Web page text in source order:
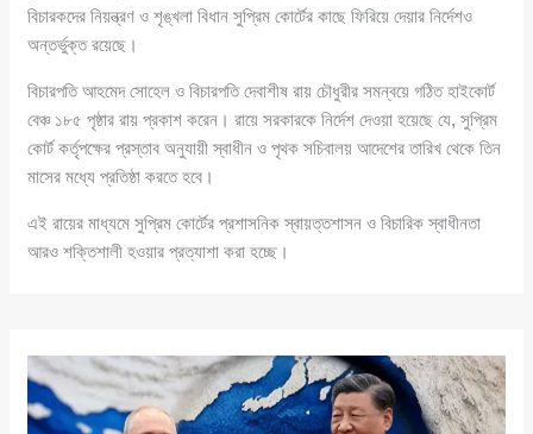
বিচারকদের নিয়ন্ত্রণ ও শৃঙ্খলা বিধান সুপ্রিম কোর্টের কাছে ফিরিয়ে দেয়ার নির্দেশও
অন্তর্ভুক্ত রয়েছে।
বিচারপতি আহমেদ সোহেল ও বিচারপতি দেবাশীষ রায় চৌধুরীর সমন্বয়ে গঠিত হাইকোর্ট
বেঞ্চ ১৮৫ পৃষ্ঠার রায় প্রকাশ করেন। রায়ে সরকারকে নির্দেশ দেওয়া হয়েছে যে, সুপ্রিম
কোর্ট কর্তৃপক্ষের প্রস্তাব অনুযায়ী স্বাধীন ও পৃথক সচিবালয় আদেশের তারিখ থেকে তিন
মাসের মধ্যে প্রতিষ্ঠা করতে হবে।
এই রায়ের মাধ্যমে সুপ্রিম কোর্টের প্রশাসনিক স্বায়ত্তশাসন ও বিচারিক স্বাধীনতা
আরও শক্তিশালী হওয়ার প্রত্যাশা করা হচ্ছে।